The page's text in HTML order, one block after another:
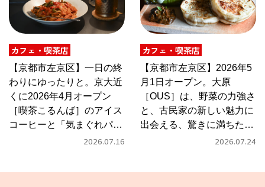
カフェ・喫茶店
【京都市左京区】一日の終
わりにゆったりと。京大近
くに2026年4月オープン
［喫茶こるんば］のアイス
コーヒーと「気まぐれパス
2026.07.16
カフェ・喫茶店
【京都市左京区】2026年5
月1日オープン。大原
［OUS］は、野菜の力強さ
と、古民家の新しい魅力に
出会える、驚きに満ちたカ
2026.07.24